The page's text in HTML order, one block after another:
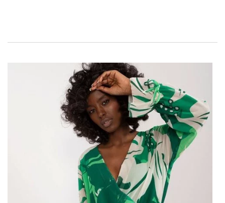
Ecru kopertowa sukienka
Zaszczycenie się tak wyjątkowym ubraniem jak
kopertowa sukienka koktajlowa, dostępnym w atrakcyjnej
cenie w hurtowni. Ta sukienka to pewność, że na każdej
uroczystości będziesz prezentować się niepowtarzalnie.
Swoboda wiązania pozwala na dopasowanie sukienki do
kształtu Twojej figury, a delikatny, lejący się materiał
zapewnia komfort noszenia przez całą noc.
Co jeszcze kupisz w hurtowni
stają się nieodzownym elementem damskiej
garderoby. Nie tylko zapewniają ciepło, ale także dodają